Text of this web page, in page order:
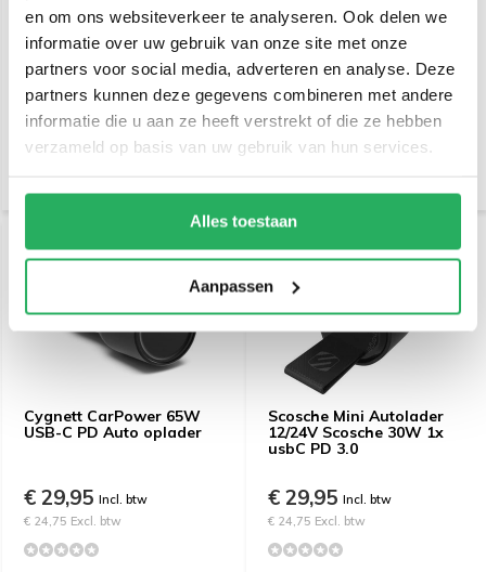
en om ons websiteverkeer te analyseren. Ook delen we
informatie over uw gebruik van onze site met onze
partners voor social media, adverteren en analyse. Deze
partners kunnen deze gegevens combineren met andere
informatie die u aan ze heeft verstrekt of die ze hebben
verzameld op basis van uw gebruik van hun services.
Alles toestaan
Aanpassen
Mobiparts Car Charger 2-
Charging USB-C + USB-A
€ 22,95Incl. btw
€ 18,97 Excl. btw
Cygnett Armoured
Braided USB-C to USB-C
Cable 1m Black
€ 23,95Incl. btw
€ 19,79 Excl. btw
Cygnett CarPower 65W
USB-C PD Auto oplader
€ 29,95 Incl. btw
€ 24,75 Excl. btw
Scosche Mini Autolader
12/24V Scosche 30W 1x
usbC PD 3.0
€ 29,95 Incl. btw
€ 24,75 Excl. btw